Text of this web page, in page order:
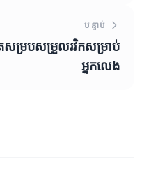
បន្ទាប់
តសម្របសម្រួលរវិកសម្រាប់
អ្នកលេង